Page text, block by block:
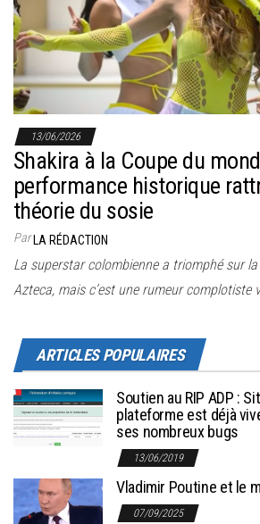
13/06/2026
Shakira à la Coupe du
performance historique
théorie du sosie
ParLA RÉDACTION
La superstar colombienne a triomphé sur la
Azteca, mais c’est une rumeur complotiste
ARTICLES POPULAIRES
Soutien au RIP ADP :
plateforme est déjà
ses nombreux bugs
13/06/2019
Vladimir Poutine et le
07/09/2025